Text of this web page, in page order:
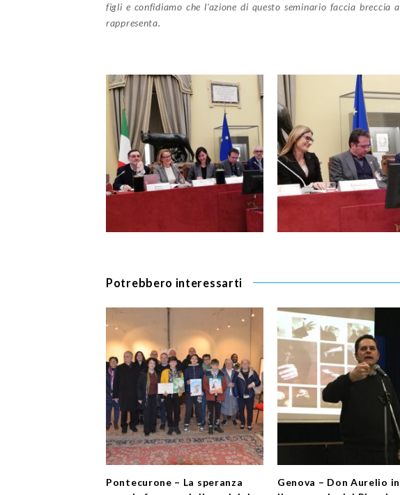
figli e confidiamo che l’azione di questo seminario faccia
rappresenta.
Potrebbero interessarti
Pontecurone – La speranza
Genova – Don Aurelio